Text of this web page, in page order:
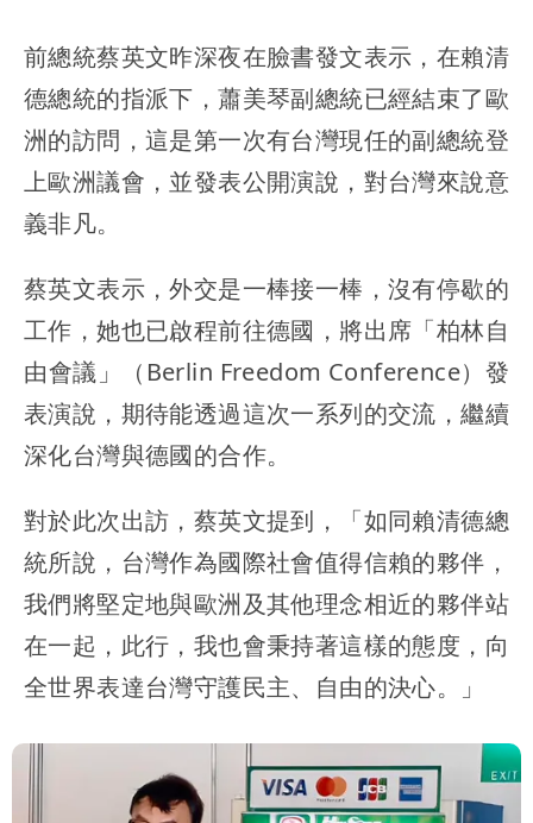
前總統蔡英文昨深夜在臉書發文表示，在賴清
德總統的指派下，蕭美琴副總統已經結束了歐
洲的訪問，這是第一次有台灣現任的副總統登
上歐洲議會，並發表公開演說，對台灣來說意
義非凡。
蔡英文表示，外交是一棒接一棒，沒有停歇的
工作，她也已啟程前往德國，將出席「柏林自
由會議」（Berlin Freedom Conference）發
表演說，期待能透過這次一系列的交流，繼續
深化台灣與德國的合作。
對於此次出訪，蔡英文提到，「如同賴清德總
統所說，台灣作為國際社會值得信賴的夥伴，
我們將堅定地與歐洲及其他理念相近的夥伴站
在一起，此行，我也會秉持著這樣的態度，向
全世界表達台灣守護民主、自由的決心。」